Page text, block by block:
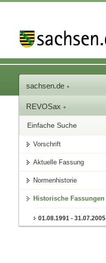
sachsen.de
REVOSax
Einfache Suche
Vorschrift
Aktuelle Fassung
Normenhistorie
Historische Fassungen
01.08.1991 - 31.07.2005